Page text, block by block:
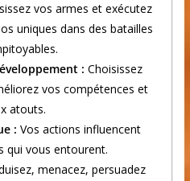
vos armes et exécutez
uniques dans des batailles
: Choisissez
vos compétences et
atouts.
: Vos actions influencent
qui vous entourent.
menacez, persuadez